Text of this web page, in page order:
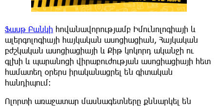
Ֆասթ Բանկի հովանավորությամբ Իմունոլոգիայի և
ալերգոլոգիայի հայկական ասոցիացիան, Հայկական
բժշկական ասոցիացիայի և Քիթ կոկորդ ականջի ու
գլխի և պարանոցի վիրաբուժության ասոցիացիայի հետ
համատեղ օրերս իրականացրել են գիտական
հանդիպում։
Ոլորտի առաջատար մասնագետները քննարկել են